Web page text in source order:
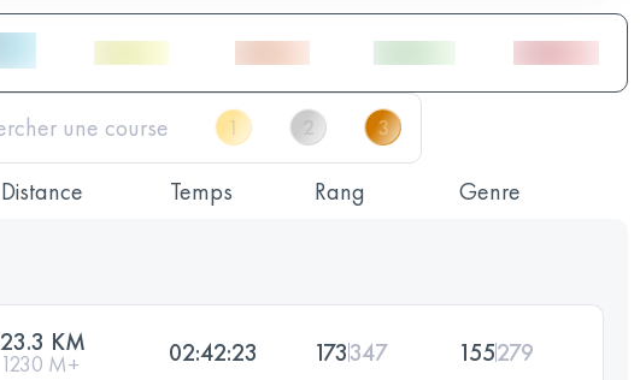
Distance Temps Rang Genre
23.3 KM
1230 M+ 02:42:23 173347 155279